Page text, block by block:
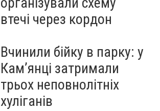
втечі через кордон
Вчинили бійку в парку: у
Кам’янці затримали
трьох неповнолітніх
хуліганів